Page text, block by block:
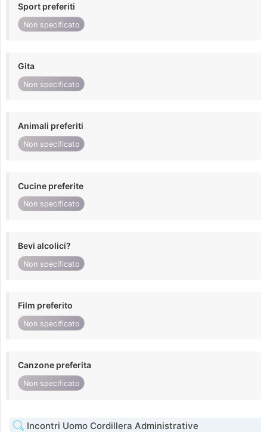
Sport preferiti
Non specificato
Gita
Non specificato
Animali preferiti
Non specificato
Cucine preferite
Non specificato
Bevi alcolici?
Non specificato
Film preferito
Non specificato
Canzone preferita
Non specificato
Incontri Uomo Cordillera Administrative